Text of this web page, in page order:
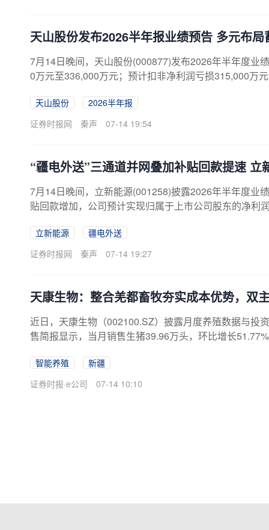
天山股份发布2026半年报业绩预告 多元布局
7月14日晚间，天山股份(000877)发布2026年半年度业
0万元至336,000万元；预计扣非净利润亏损315,000万
线稳步推进，其穿越周期的韧性与长期成长动能正在持
运行的周期阶段。需求端，全国固定资产投资降幅扩大
天山股份
2026半年报
证券时报网
秦声 07-14 19:54
“疆电外送”三通道并网叠加补贴回款提速
7月14日晚间，立新能源(001258)披露2026年半年度业
贴回款增加，公司预计实现归属于上市公司股东的净利
能等可再生能源进行开发并转换为电能，在国家将新疆
细化管理夯实发展基础，并积极探索绿电直连、源网荷
立新能源
疆电外送
证券时报网
秦声 07-14 19:27
天康生物：整合羌都畜牧夯实成本优势，双
近日，天康生物（002100.SZ）披露月度养殖数据与投
售简报显示，当月销售生猪39.96万头，环比增长
月将控股子公司羌都畜牧纳入合并报表范围，其出栏数
同期，管理层在羌都畜牧南疆基地调研座谈会上，就
智能养殖
新疆
证券时报·e公司
07-14 10:10